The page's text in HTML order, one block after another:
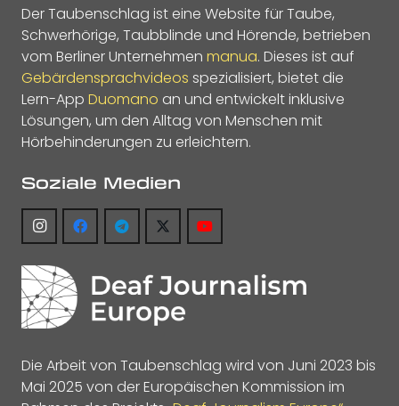
Der Taubenschlag ist eine Website für Taube,
Schwerhörige, Taubblinde und Hörende, betrieben
vom Berliner Unternehmen manua. Dieses ist auf
Gebärdensprachvideos spezialisiert, bietet die
Lern-App Duomano an und entwickelt inklusive
Lösungen, um den Alltag von Menschen mit
Hörbehinderungen zu erleichtern.
Soziale Medien
Die Arbeit von Taubenschlag wird von Juni 2023 bis
Mai 2025 von der Europäischen Kommission im